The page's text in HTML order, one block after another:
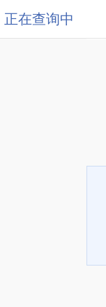
正在查询中